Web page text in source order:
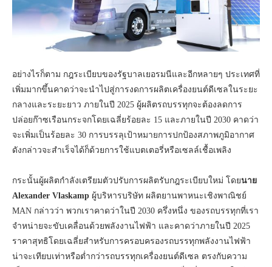
อย่างไรก็ตาม กฎระเบียบของรัฐบาลเยอรมนีและอีกหลายๆ ประเทศที่
เพิ่มมากขึ้นคาดว่าจะนำไปสู่การงดการผลิตเครื่องยนต์ดีเซลในระยะ
กลางและระยะยาว ภายในปี 2025 ผู้ผลิตรถบรรทุกจะต้องลดการ
ปล่อยก๊าซเรือนกระจกโดยเฉลี่ยร้อยละ 15 และภายในปี 2030 คาดว่า
จะเพิ่มเป็นร้อยละ 30 การบรรลุเป้าหมายการปกป้องสภาพภูมิอากาศ
ดังกล่าวจะสำเร็จได้ก็ด้วยการใช้แบตเตอรี่หรือเซลล์เชื้อเพลิง
กระนั้นผู้ผลิตกำลังเตรียมตัวปรับการผลิตรับกฎระเบียบใหม่ โดยนาย
Alexander Vlaskamp ผู้บริหารบริษัท ผลิตยานพาหนะเชิงพาณิชย์
MAN กล่าวว่า พวกเราคาดว่าในปี 2030 ครึ่งหนึ่ง ของรถบรรทุกที่เรา
จำหน่ายจะขับเคลื่อนด้วยพลังงานไฟฟ้า และคาดว่าภายในปี 2025
ราคาสุทธิโดยเฉลี่ยสำหรับการครอบครองรถบรรทุกพลังงานไฟฟ้า
น่าจะเทียบเท่าหรือต่ำกว่ารถบรรทุกเครื่องยนต์ดีเซล ตรงกับความ